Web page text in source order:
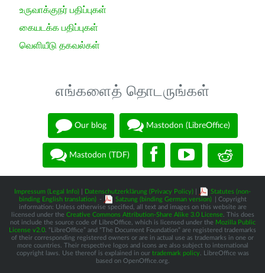
உருவாக்குநர் பதிப்புகள்
கையடக்க பதிப்புகள்
வெளியீடு தகவல்கள்
எங்களைத் தொடருங்கள்
Our blog Mastodon (LibreOffice)
Mastodon (TDF)
Impressum (Legal Info) Datenschutzerklärung (Privacy Policy)
Statutes (non-
binding English translation) - Satzung (binding German version)
| Copyright
information: Unless otherwise specified, all text and images on this website are
licensed under the Creative Commons Attribution-Share Alike 3.0 License. This does
not include the source code of LibreOffice, which is licensed under the Mozilla Public
License v2.0 . “LibreOffice” and “The Document Foundation” are registered trademarks
of their corresponding registered owners or are in actual use as trademarks in one or
more countries. Their respective logos and icons are also subject to international
copyright laws. Use thereof is explained in our trademark policy. LibreOffice was
based on OpenOffice.org.